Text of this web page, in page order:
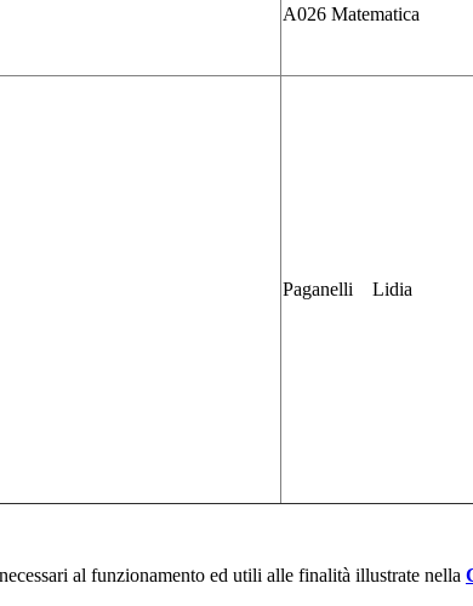
A026 Matematica
Paganelli Lidia
al funzionamento ed utili alle finalità illustrate nella